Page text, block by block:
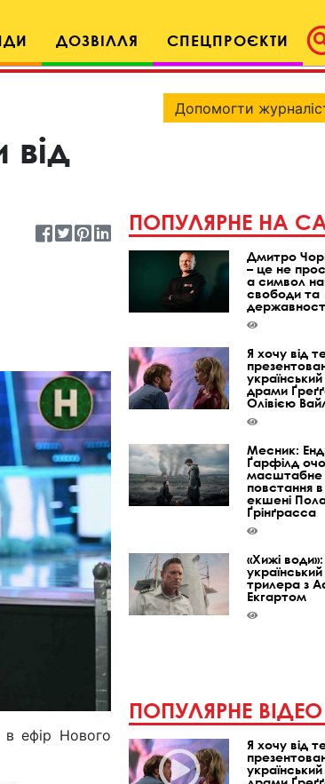
ДОЗВІЛЛЯ СПЕЦПРОЄКТИ
від
в ефір Нового
Допомогти
ПОПУЛЯРНЕ НА
Дмитро
– це не
а символ
свободи та
Я хочу від
драми
Олівією
Месник:
Ґарфілд
масштабне
повстання
екшені
Ґрінґрасса
«Хижі
трилера з
Екгартом
ПОПУЛЯРНЕ ВІДЕО
Я хочу від